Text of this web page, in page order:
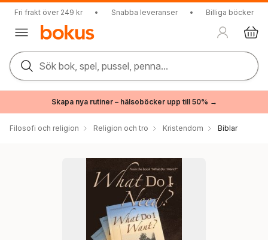
Fri frakt över 249 kr • Snabba leveranser • Billiga böcker
Sök bok, spel, pussel, penna...
Skapa nya rutiner – hälsoböcker upp till 50% →
Filosofi och religion Religion och tro Kristendom Biblar